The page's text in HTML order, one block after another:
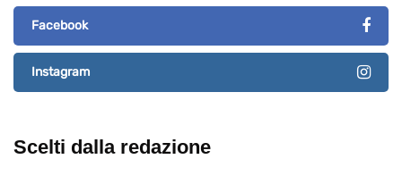
Facebook
Instagram
Scelti dalla redazione